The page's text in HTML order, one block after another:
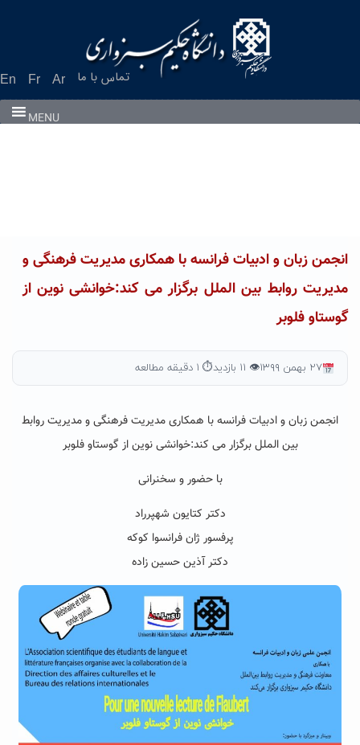
En Fr Ar تماس با ما
MENU
انجمن زبان و ادبیات فرانسه با همکاری مدیریت فرهنگی و
مدیریت روابط بین الملل برگزار می کند:خوانشی نوین از
گوستاو فلوبر
۲۷ بهمن ۱۳۹۹ 👁 ۱۱ بازدید ⏱ ۱ دقیقه مطالعه
انجمن زبان و ادبیات فرانسه با همکاری مدیریت فرهنگی و مدیریت روابط
بین الملل برگزار می کند:خوانشی نوین از گوستاو فلوبر
با حضور و سخنرانی
دکتر کتایون شهپرراد
پرفسور ژان فرانسوا کوکه
دکتر آذین حسین زاده